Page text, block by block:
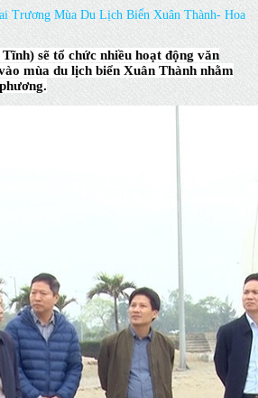
Trương Mùa Du Lịch Biển Xuân Thành- Hoa
sẽ tổ chức nhiều hoạt động văn
mùa du lịch biển Xuân Thành nhằm